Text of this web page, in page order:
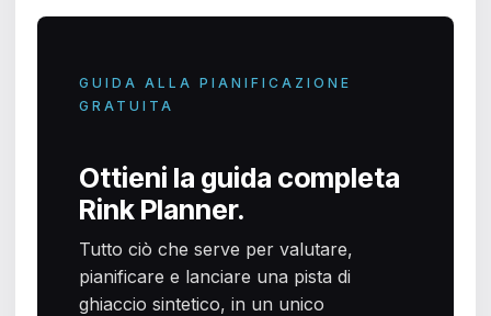
GUIDA ALLA PIANIFICAZIONE
GRATUITA
Ottieni la guida completa
Rink Planner.
Tutto ciò che serve per valutare,
pianificare e lanciare una pista di
ghiaccio sintetico, in un unico